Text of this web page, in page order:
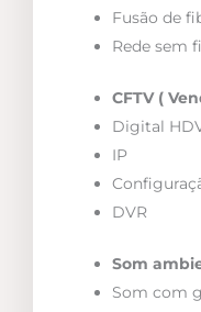
Fusão de
Rede sem
CFTV (
Digital
IP
DVR
Som
Som com